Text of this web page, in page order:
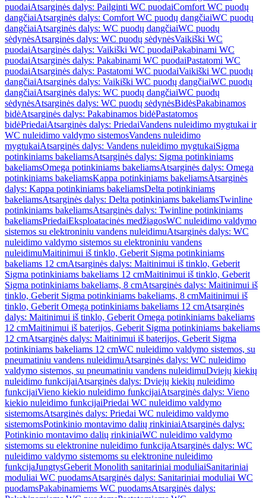
puodaiAtsarginės dalys: Pailginti WC puodaiComfort WC puodų
dangčiaiAtsarginės dalys: Comfort WC puodų dangčiaiWC puodų
dangčiaiAtsarginės dalys: WC puodų dangčiaiWC puodų
sėdynėsAtsarginės dalys: WC puodų sėdynėsVaikiški WC
puodaiAtsarginės dalys: Vaikiški WC puodaiPakabinami WC
puodaiAtsarginės dalys: Pakabinami WC puodaiPastatomi WC
puodaiAtsarginės dalys: Pastatomi WC puodaiVaikiški WC puodų
dangčiaiAtsarginės dalys: Vaikiški WC puodų dangčiaiWC puodų
dangčiaiAtsarginės dalys: WC puodų dangčiaiWC puodų
sėdynėsAtsarginės dalys: WC puodų sėdynėsBidėsPakabinamos
bidėAtsarginės dalys: Pakabinamos bidėPastatomos
bidėPriedaiAtsarginės dalys: PriedaiVandens nuleidimo mygtukai ir
WC nuleidimo valdymo sistemosVandens nuleidimo
mygtukaiAtsarginės dalys: Vandens nuleidimo mygtukaiSigma
potinkiniams bakeliamsAtsarginės dalys: Sigma potinkiniams
bakeliamsOmega potinkiniams bakeliamsAtsarginės dalys: Omega
potinkiniams bakeliamsKappa potinkiniams bakeliamsAtsarginės
dalys: Kappa potinkiniams bakeliamsDelta potinkiniams
bakeliamsAtsarginės dalys: Delta potinkiniams bakeliamsTwinline
potinkiniams bakeliamsAtsarginės dalys: Twinline potinkiniams
bakeliamsPriedaiEksploatacinės medžiagosWC nuleidimo valdymo
sistemos su elektroniniu vandens nuleidimuAtsarginės dalys: WC
nuleidimo valdymo sistemos su elektroniniu vandens
nuleidimuMaitinimui iš tinklo, Geberit Sigma potinkiniams
bakeliams 12 cmAtsarginės dalys: Maitinimui iš tinklo, Geberit
Sigma potinkiniams bakeliams 12 cmMaitinimui iš tinklo, Geberit
Sigma potinkiniams bakeliams, 8 cmAtsarginės dalys: Maitinimui iš
tinklo, Geberit Sigma potinkiniams bakeliams, 8 cmMaitinimui iš
tinklo, Geberit Omega potinkiniams bakeliams 12 cmAtsarginės
dalys: Maitinimui iš tinklo, Geberit Omega potinkiniams bakeliams
12 cmMaitinimui iš baterijos, Geberit Sigma potinkiniams bakeliams
12 cmAtsarginės dalys: Maitinimui iš baterijos, Geberit Sigma
potinkiniams bakeliams 12 cmWC nuleidimo valdymo sistemos, su
pneumatiniu vandens nuleidimuAtsarginės dalys: WC nuleidimo
valdymo sistemos, su pneumatiniu vandens nuleidimuDviejų kiekių
nuleidimo funkcijaiAtsarginės dalys: Dviejų kiekių nuleidimo
funkcijaiVieno kiekio nuleidimo funkcijaiAtsarginės dalys: Vieno
kiekio nuleidimo funkcijaiPriedai WC nuleidimo valdymo
sistemomsAtsarginės dalys: Priedai WC nuleidimo valdymo
sistemomsPotinkinio montavimo dalių rinkiniaiAtsarginės dalys:
Potinkinio montavimo dalių rinkiniaiWC nuleidimo valdymo
sistemoms su elektronine nuleidimo funkcijaAtsarginės dalys: WC
nuleidimo valdymo sistemoms su elektronine nuleidimo
funkcijaJungtysGeberit Monolith sanitariniai moduliaiSanitariniai
moduliai WC puodamsAtsarginės dalys: Sanitariniai moduliai WC
puodamsPakabinamiems WC puodamsAtsarginės dalys: